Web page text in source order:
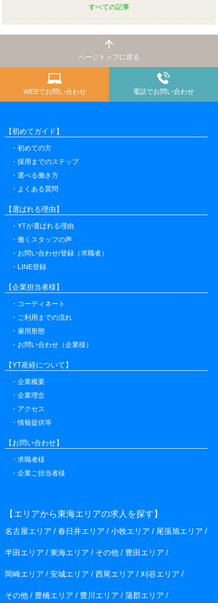
すべての記事
ページトップに戻る
WEBでお問い合わせ 電話でお問い合わせ
【初めてガイド】
初めての方
採用までのステップ
選べる働き方
よくある質問
【選ばれる理由】
YTが選ばれる理由
働くスタッフの声
お問い合わせ/登録（求職者）
LINE登録
【企業担当者様】
コーディネート
ご利用までの流れ
雇用形態
お問い合わせ（企業様）
【YT産経について】
企業概要
企業理念
アクセス
情報提供等
【お問い合わせ】
求職者様
企業ご担当者様
【エリアから東海エリアの求人を探す】
名古屋エリア 春日井エリア 小牧エリア 尾張旭エリア
半田エリア 東海エリア その他 豊田エリア
岡崎エリア 安城エリア 西尾エリア 刈谷エリア
その他 豊橋エリア 豊川エリア 蒲郡エリア